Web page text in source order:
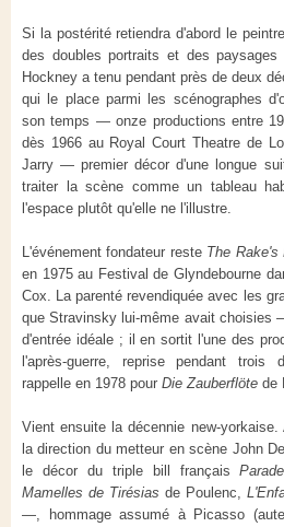
Si la postérité retiendra d'abord le
des doubles portraits et des paysages
Hockney a tenu pendant près de deux
qui le place parmi les scénographes
son temps — onze productions entre
dès 1966 au Royal Court Theatre de
Jarry — premier décor d'une longue
traiter la scène comme un tableau
l'espace plutôt qu'elle ne l'illustre.
L'événement fondateur reste The Rake's
en 1975 au Festival de Glyndebourne
Cox. La parenté revendiquée avec les
que Stravinsky lui-même avait choisies
d'entrée idéale ; il en sortit l'une des
l'après-guerre, reprise pendant trois
rappelle en 1978 pour Die Zauberflöte de
Vient ensuite la décennie new-
la direction du metteur en scène John
le décor du triple bill françaisParade
Mamelles de Tirésias de Poulenc,
—, hommage assumé à Picasso